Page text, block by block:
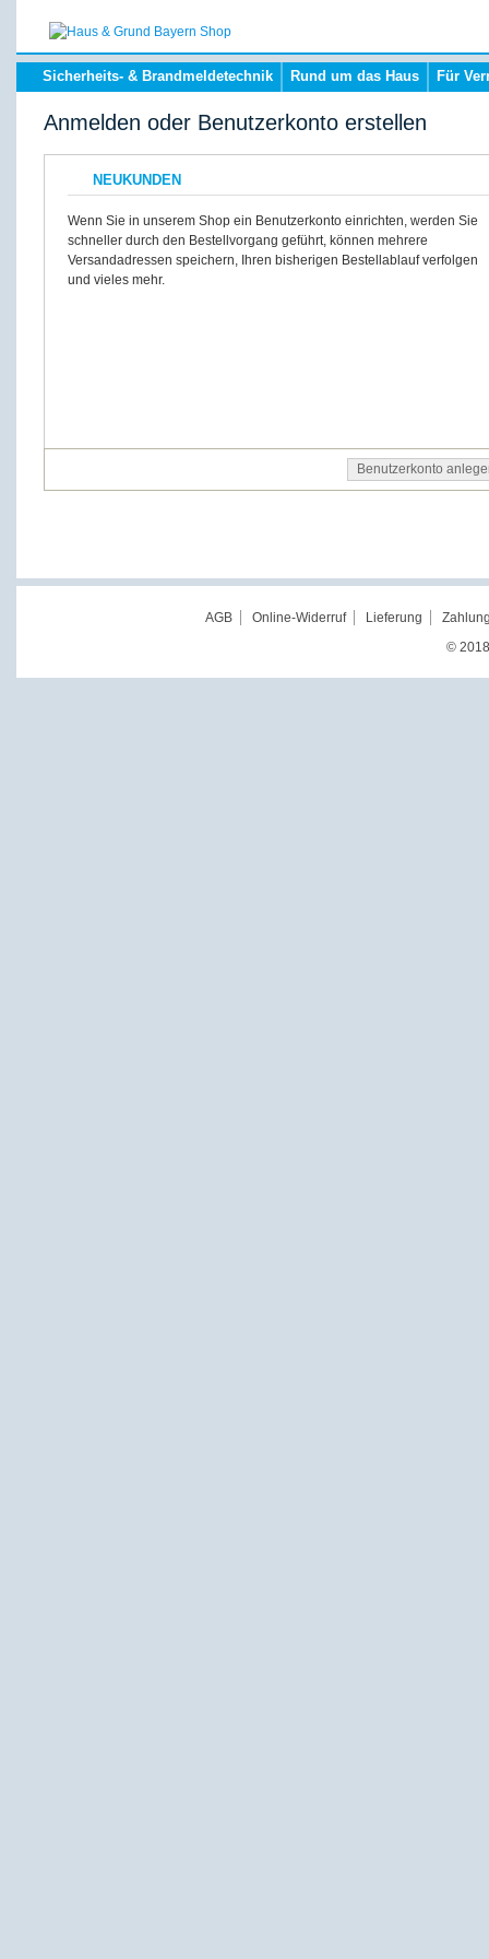
Sicherheits- & Brandmeldetechnik Rund um das Haus Für
Anmelden oder Benutzerkonto erstellen
NEUKUNDEN
Wenn Sie in unserem Shop ein Benutzerkonto einrichten, werden Sie
schneller durch den Bestellvorgang geführt, können mehrere
Versandadressen speichern, Ihren bisherigen Bestellablauf verfolgen
und vieles mehr.
Benutzerkonto
AGB Online-Widerruf Lieferung
©